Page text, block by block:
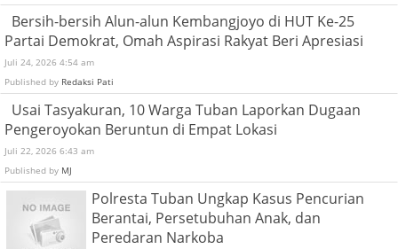
Bersih-bersih Alun-alun Kembangjoyo di HUT Ke-25
Partai Demokrat, Omah Aspirasi Rakyat Beri Apresiasi
Juli 24, 2026 4:54 am
Published by Redaksi Pati
Usai Tasyakuran, 10 Warga Tuban Laporkan Dugaan
Pengeroyokan Beruntun di Empat Lokasi
Juli 22, 2026 6:43 am
Published by MJ
Polresta Tuban Ungkap Kasus Pencurian
Berantai, Persetubuhan Anak, dan
Peredaran Narkoba